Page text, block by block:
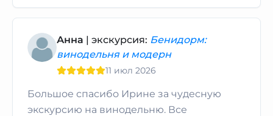
Анна | экскурсия: Бенидорм:
винодельня и модерн
11 июл 2026
Большое спасибо Ирине за чудесную
экскурсию на винодельню. Все